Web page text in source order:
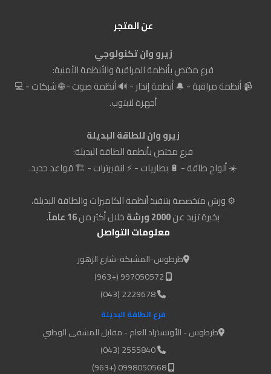
عن المتجر
زيرو وان تكنولوجي
فرع مختص بأنظمة المراقبة والأنظمة الأمنية:
📹 أنظمة مراقبة - 🔔 أنظمة إنذار - 🔊 أنظمة صوت - 🌐 شبكات - 💻
أجهزة لابتوب.
زيرو وان للطاقة البديلة
فرع مختص بأنظمة الطاقة البديلة:
☀️ ألواح طاقة - 🔋 بطاريات - ⚡ انفيرترات - 🏗️ قواعد حديد.
⚙️ ورش متخصصة بتنفيذ أنظمة الكاميرات والطاقة البديلة،
بخبرة تزيد عن2000 ورشة خلال أكثر من16 عاماً
.
معلومات التواصل
طرطوس-المشبكة-شارع الزهور
2229678 (043)
فرع الطاقة البديلة
طرطوس - الأوتستراد العام - مقابل المشفى الوطني
2555840 (043)